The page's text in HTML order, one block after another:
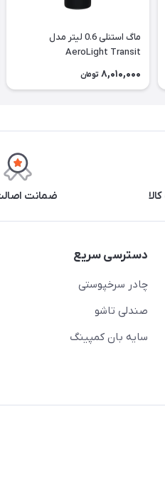
ماگ استنلی 0.6 لیتر مدل
AeroLight Transit
8,010,000 تومان
ضمانت
دسترسی سریع
چادر سرخپوستی
صندلی تاشو
سایه بان کمپینگ